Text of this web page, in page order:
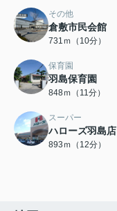
その他
倉敷市民会館
731ｍ（10分）
保育園
羽島保育園
848ｍ（11分）
スーパー
ハローズ羽島店
893ｍ（12分）